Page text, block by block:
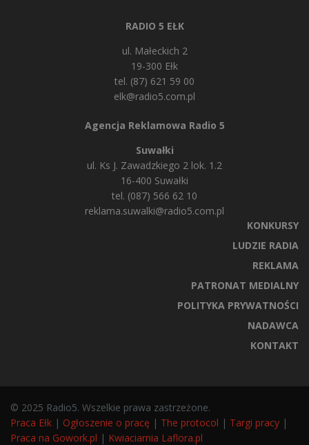
RADIO 5 EŁK
ul. Małeckich 2
19-300 Ełk
tel. (87) 621 59 00
elk@radio5.com.pl
Agencja Reklamowa Radio 5
Suwałki
ul. Ks J. Zawadzkiego 2 lok. 1.2
16-400 Suwałki
tel. (087) 566 62 10
reklama.suwalki@radio5.com.pl
KONKURSY
LUDZIE RADIA
REKLAMA
PATRONAT MEDIALNY
POLITYKA PRYWATNOŚCI
NADAWCA
KONTAKT
© 2025 Radio5. Wszelkie prawa zastrzeżone.
Praca Ełk | Ogłoszenie o pracę | The protocol | Targi pracy |
Praca na Gowork.pl | Kwiaciarnia Laflora.pl